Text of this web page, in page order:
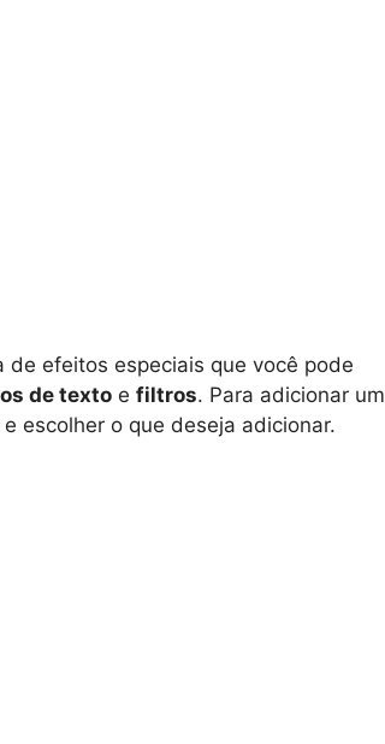
de efeitos especiais que você pode
de texto e filtros. Para adicionar um
escolher o que deseja adicionar.